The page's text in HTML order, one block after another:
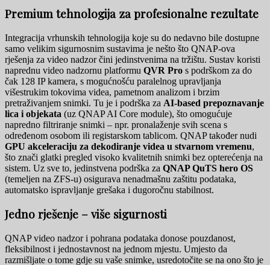
Premium tehnologija za profesionalne rezultate
Integracija vrhunskih tehnologija koje su do nedavno bile dostupne
samo velikim sigurnosnim sustavima je nešto što QNAP-ova
rješenja za video nadzor čini jedinstvenima na tržištu. Sustav koristi
naprednu video nadzornu platformu QVR Pro s podrškom za do
čak 128 IP kamera, s mogućnošću paralelnog upravljanja
višestrukim tokovima videa, pametnom analizom i brzim
pretraživanjem snimki. Tu je i podrška za AI-based prepoznavanje
lica i objekata (uz QNAP AI Core module), što omogućuje
napredno filtriranje snimki – npr. pronalaženje svih scena s
određenom osobom ili registarskom tablicom. QNAP također nudi
GPU akceleraciju za dekodiranje videa u stvarnom vremenu,
što znači glatki pregled visoko kvalitetnih snimki bez opterećenja na
sistem. Uz sve to, jedinstvena podrška za QNAP QuTS hero OS
(temeljen na ZFS-u) osigurava nenadmašnu zaštitu podataka,
automatsko ispravljanje grešaka i dugoročnu stabilnost.
Jedno rješenje – više sigurnosti
QNAP video nadzor i pohrana podataka donose pouzdanost,
fleksibilnost i jednostavnost na jednom mjestu. Umjesto da
razmišljate o tome gdje su vaše snimke, usredotočite se na ono što je